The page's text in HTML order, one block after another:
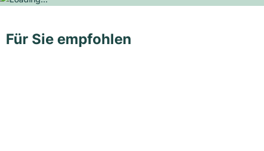
Für Sie empfohlen